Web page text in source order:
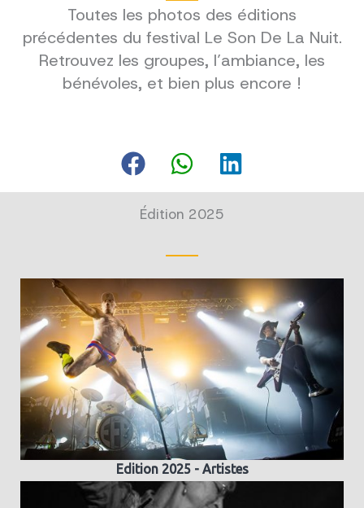
Toutes les photos des éditions
précédentes du festival Le Son De La Nuit.
Retrouvez les groupes, l’ambiance, les
bénévoles, et bien plus encore !
Édition 2025
Edition 2025 - Artistes